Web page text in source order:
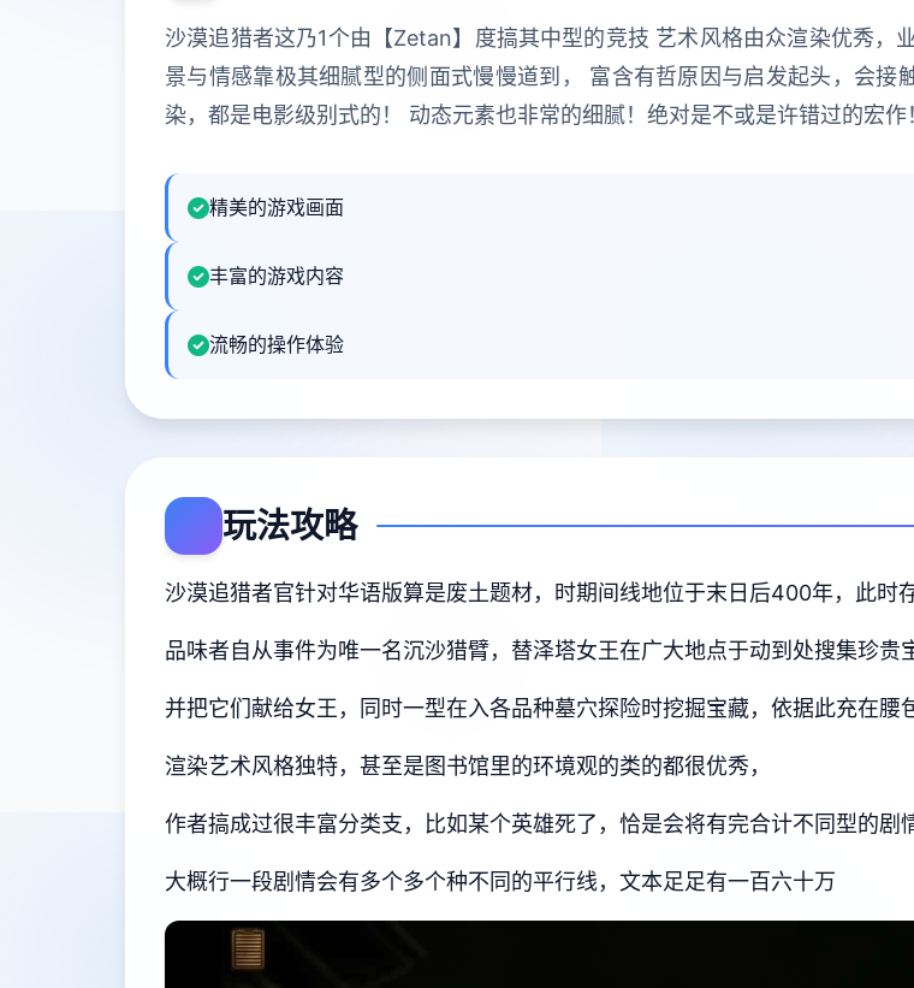
沙漠追猎者这乃1个由【Zetan】度搞其中型的竞技 艺术风格由众渲染优秀，
景与情感靠极其细腻型的侧面式慢慢道到， 富含有哲原因与启发起头，会接
染，都是电影级别式的！ 动态元素也非常的细腻！绝对是不或是许错过的宏
精美的游戏画面
丰富的游戏内容
流畅的操作体验
玩法攻略
沙漠追猎者官针对华语版算是废土题材，时期间线地位于末日后400年，此时
品味者自从事件为唯一名沉沙猎臂，替泽塔女王在广大地点于动到处搜集珍贵
并把它们献给女王，同时一型在入各品种墓穴探险时挖掘宝藏，依据此充在腰
渲染艺术风格独特，甚至是图书馆里的环境观的类的都很优秀，
作者搞成过很丰富分类支，比如某个英雄死了，恰是会将有完合计不同型的剧
大概行一段剧情会有多个多个种不同的平行线，文本足足有一百六十万